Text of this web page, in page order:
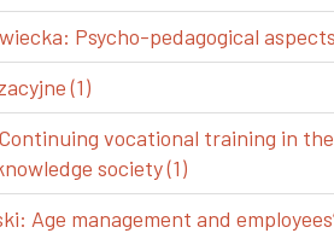
Psycho-pedagogical
(1)
Continuing vocational training in
society (1)
Age management and